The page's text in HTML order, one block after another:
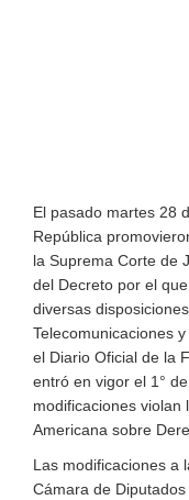
El pasado martes 28
República
la Suprema Corte de
del Decreto por el
diversas
Telecomunicaciones
el Diario Oficial de la
entró en vigor el 1°
modificaciones violan
Americana sobre
Las modificaciones a
Cámara de